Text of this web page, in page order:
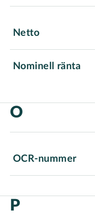
Netto
Nominell ränta
O
OCR-nummer
P